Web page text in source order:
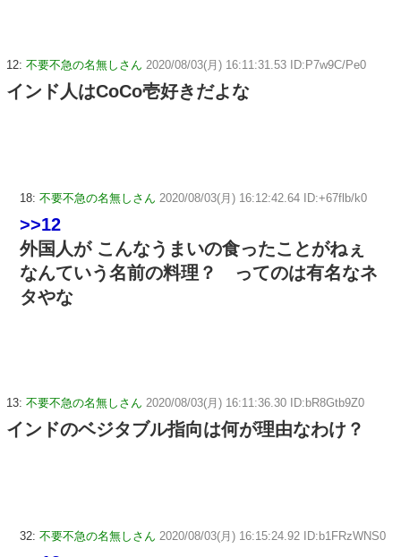
12: 不要不急の名無しさん 2020/08/03(月) 16:11:31.53 ID:P7w9C/Pe0
インド人はCoCo壱好きだよな
18: 不要不急の名無しさん 2020/08/03(月) 16:12:42.64 ID:+67flb/k0
>>12
外国人が こんなうまいの食ったことがねぇ
なんていう名前の料理？ ってのは有名なネ
タやな
13: 不要不急の名無しさん 2020/08/03(月) 16:11:36.30 ID:bR8Gtb9Z0
インドのベジタブル指向は何が理由なわけ？
32: 不要不急の名無しさん 2020/08/03(月) 16:15:24.92 ID:b1FRzWNS0